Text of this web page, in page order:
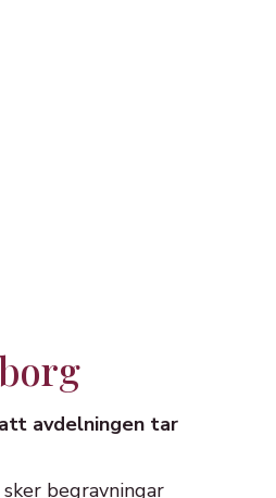
avdelningen tar
begravningar